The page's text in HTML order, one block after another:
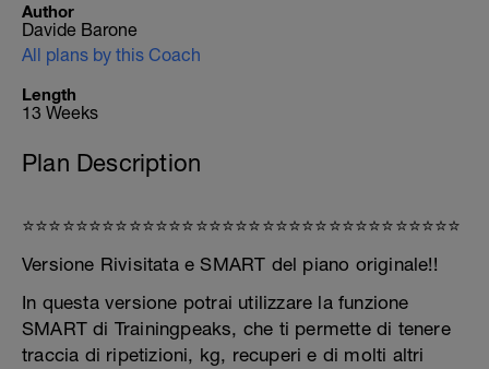
Author
Davide Barone
All plans by this Coach
Length
13 Weeks
Plan Description
⭐️⭐️⭐️⭐️⭐️⭐️⭐️⭐️⭐️⭐️⭐️⭐️⭐️⭐️⭐️⭐️⭐️⭐️⭐️⭐️⭐️⭐️⭐️⭐️⭐️⭐️⭐️⭐️⭐️⭐️⭐️⭐️⭐️
Versione Rivisitata e SMART del piano originale!!
In questa versione potrai utilizzare la funzione
SMART di Trainingpeaks, che ti permette di tenere
traccia di ripetizioni, kg, recuperi e di molti altri